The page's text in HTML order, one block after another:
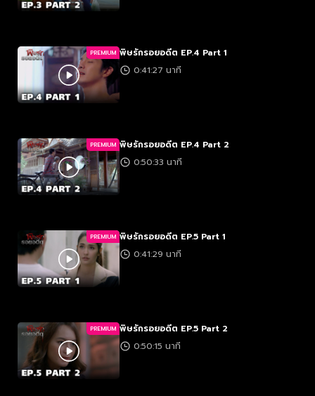
PREMIUM พิษรักรอยอดีต EP.4 Part 1
0:41:27 นาที
PREMIUM พิษรักรอยอดีต EP.4 Part 2
0:50:33 นาที
PREMIUM พิษรักรอยอดีต EP.5 Part 1
0:41:29 นาที
PREMIUM พิษรักรอยอดีต EP.5 Part 2
0:50:15 นาที